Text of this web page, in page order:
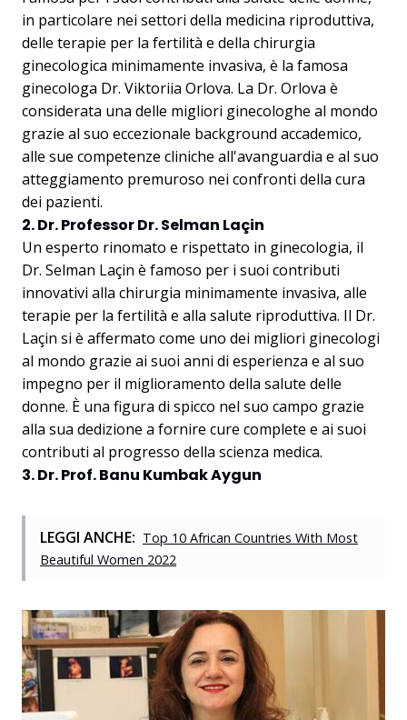
in particolare nei settori della medicina riproduttiva,
delle terapie per la fertilità e della chirurgia
ginecologica minimamente invasiva, è la famosa
ginecologa Dr. Viktoriia Orlova. La Dr. Orlova è
considerata una delle migliori ginecologhe al mondo
grazie al suo eccezionale background accademico,
alle sue competenze cliniche all'avanguardia e al suo
atteggiamento premuroso nei confronti della cura
dei pazienti.
2. Dr. Professor Dr. Selman Laçin
Un esperto rinomato e rispettato in ginecologia, il
Dr. Selman Laçin è famoso per i suoi contributi
innovativi alla chirurgia minimamente invasiva, alle
terapie per la fertilità e alla salute riproduttiva. Il Dr.
Laçin si è affermato come uno dei migliori ginecologi
al mondo grazie ai suoi anni di esperienza e al suo
impegno per il miglioramento della salute delle
donne. È una figura di spicco nel suo campo grazie
alla sua dedizione a fornire cure complete e ai suoi
contributi al progresso della scienza medica.
3. Dr. Prof. Banu Kumbak Aygun
LEGGI ANCHE: Top 10 African Countries With Most
Beautiful Women 2022